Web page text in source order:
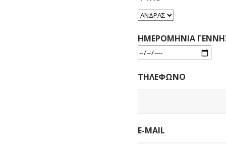
ΗΜΕΡΟΜΗΝΙΑ
ΤΗΛΕΦΩΝΟ
E-MAIL